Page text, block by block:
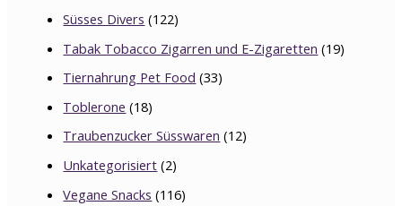
Süsses Divers (122)
Tabak Tobacco Zigarren und E-Zigaretten (19)
Tiernahrung Pet Food (33)
Toblerone (18)
Traubenzucker Süsswaren (12)
Unkategorisiert (2)
Vegane Snacks (116)